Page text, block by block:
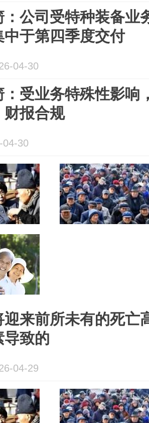
：公司受特种装备业
中于第四季度交付
04-30
：受业务特殊性影响
财报合规
04-30
迎来前所未有的死亡
导致的
04-29